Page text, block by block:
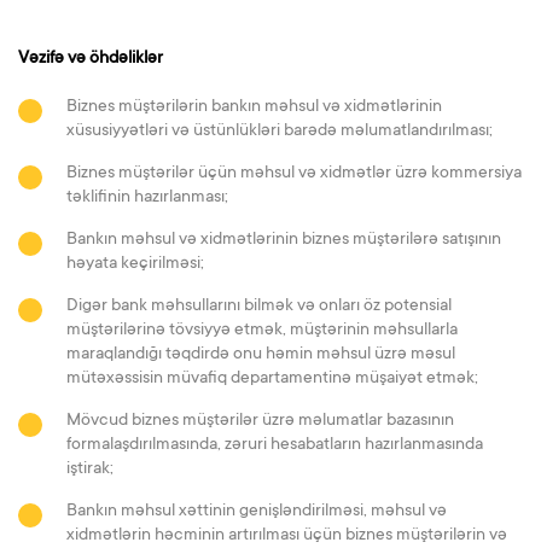
Vəzifə və öhdəliklər
Biznes müştərilərin bankın məhsul və xidmətlərinin
xüsusiyyətləri və üstünlükləri barədə məlumatlandırılması;
Biznes müştərilər üçün məhsul və xidmətlər üzrə kommersiya
təklifinin hazırlanması;
Bankın məhsul və xidmətlərinin biznes müştərilərə satışının
həyata keçirilməsi;
Digər bank məhsullarını bilmək və onları öz potensial
müştərilərinə tövsiyyə etmək, müştərinin məhsullarla
maraqlandığı təqdirdə onu həmin məhsul üzrə məsul
mütəxəssisin müvafiq departamentinə müşaiyət etmək;
Mövcud biznes müştərilər üzrə məlumatlar bazasının
formalaşdırılmasında, zəruri hesabatların hazırlanmasında
iştirak;
Bankın məhsul xəttinin genişləndirilməsi, məhsul və
xidmətlərin həcminin artırılması üçün biznes müştərilərin və